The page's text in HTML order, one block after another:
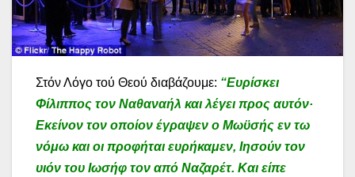
Στόν Λόγο τού Θεού διαβάζουμε: “Ευρίσκει
Φίλιππος τον Ναθαναήλ και λέγει προς αυτόν·
Εκείνον τον οποίον έγραψεν ο Μωϋσής εν τω
νόμω και οι προφήται ευρήκαμεν, Ιησούν τον
υιόν του Ιωσήφ τον από Ναζαρέτ. Και είπε